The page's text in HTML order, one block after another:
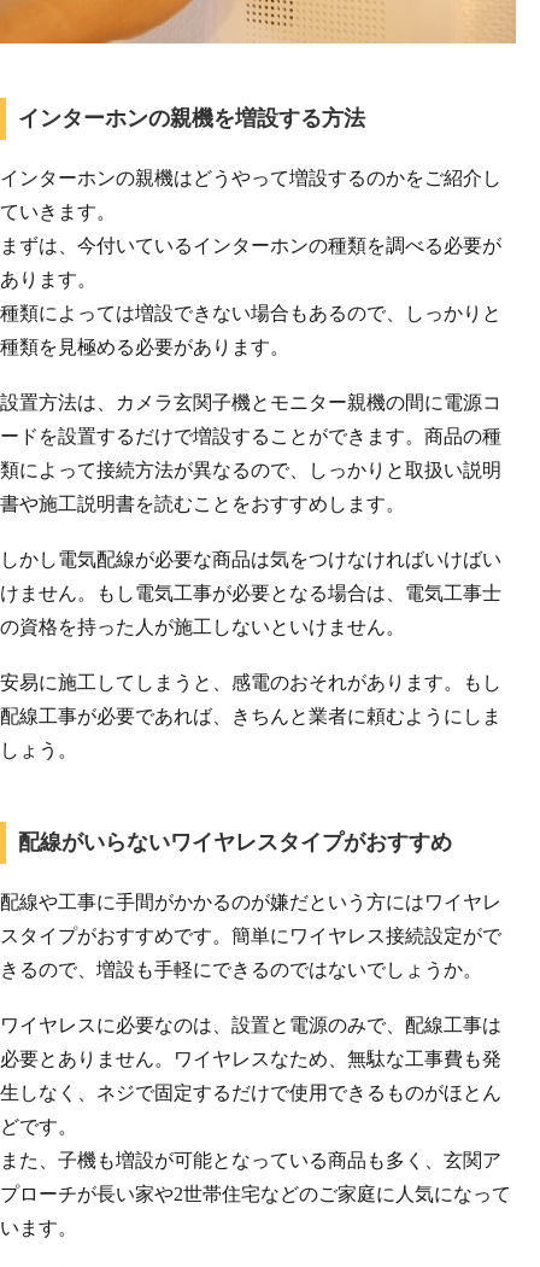
インターホンの親機を増設する方法
インターホンの親機はどうやって増設するのかをご紹介し
ていきます。
まずは、今付いているインターホンの種類を調べる必要が
あります。
種類によっては増設できない場合もあるので、しっかりと
種類を見極める必要があります。
設置方法は、カメラ玄関子機とモニター親機の間に電源コ
ードを設置するだけで増設することができます。商品の種
類によって接続方法が異なるので、しっかりと取扱い説明
書や施工説明書を読むことをおすすめします。
しかし電気配線が必要な商品は気をつけなければいけばい
けません。もし電気工事が必要となる場合は、電気工事士
の資格を持った人が施工しないといけません。
安易に施工してしまうと、感電のおそれがあります。もし
配線工事が必要であれば、きちんと業者に頼むようにしま
しょう。
配線がいらないワイヤレスタイプがおすすめ
配線や工事に手間がかかるのが嫌だという方にはワイヤレ
スタイプがおすすめです。簡単にワイヤレス接続設定がで
きるので、増設も手軽にできるのではないでしょうか。
ワイヤレスに必要なのは、設置と電源のみで、配線工事は
必要とありません。ワイヤレスなため、無駄な工事費も発
生しなく、ネジで固定するだけで使用できるものがほとん
どです。
また、子機も増設が可能となっている商品も多く、玄関ア
プローチが長い家や2世帯住宅などのご家庭に人気になって
います。